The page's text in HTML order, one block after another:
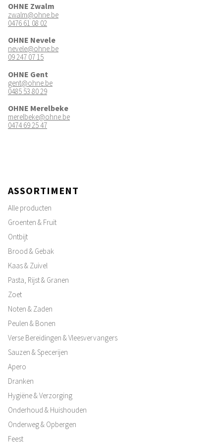
OHNE Zwalm
zwalm@ohne.be
0476 61 08 02
OHNE Nevele
nevele@ohne.be
09 247 07 15
OHNE Gent
gent@ohne.be
0485 53 80 29
OHNE Merelbeke
merelbeke@ohne.be
0474 69 25 47
ASSORTIMENT
Alle producten
Groenten & Fruit
Ontbijt
Brood & Gebak
Kaas & Zuivel
Pasta, Rijst & Granen
Zoet
Noten & Zaden
Peulen & Bonen
Verse Bereidingen & Vleesvervangers
Sauzen & Specerijen
Apero
Dranken
Hygiëne & Verzorging
Onderhoud & Huishouden
Onderweg & Opbergen
Feest